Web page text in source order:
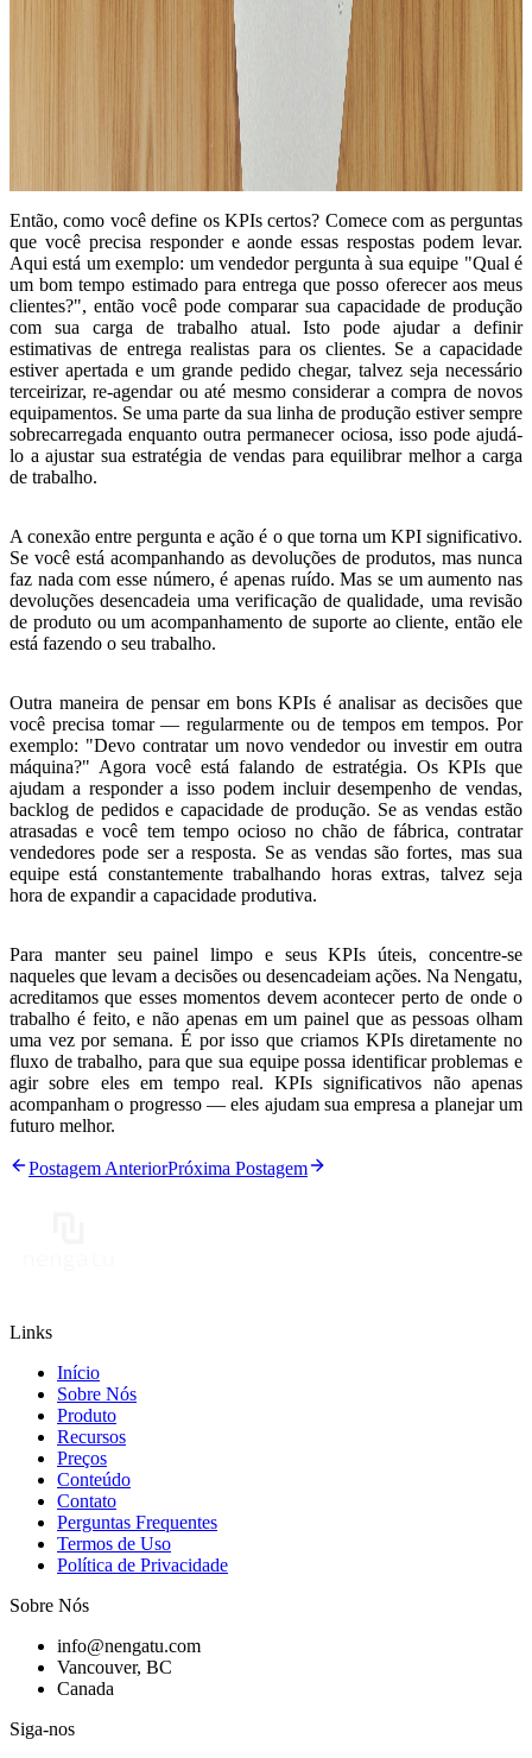
Então, como você define os KPIs certos? Comece com as perguntas
que você precisa responder e aonde essas respostas podem levar.
Aqui está um exemplo: um vendedor pergunta à sua equipe "Qual é
um bom tempo estimado para entrega que posso oferecer aos meus
clientes?", então você pode comparar sua capacidade de produção
com sua carga de trabalho atual. Isto pode ajudar a definir
estimativas de entrega realistas para os clientes. Se a capacidade
estiver apertada e um grande pedido chegar, talvez seja necessário
terceirizar, re-agendar ou até mesmo considerar a compra de novos
equipamentos. Se uma parte da sua linha de produção estiver sempre
sobrecarregada enquanto outra permanecer ociosa, isso pode ajudá-
lo a ajustar sua estratégia de vendas para equilibrar melhor a carga
de trabalho.
A conexão entre pergunta e ação é o que torna um KPI significativo.
Se você está acompanhando as devoluções de produtos, mas nunca
faz nada com esse número, é apenas ruído. Mas se um aumento nas
devoluções desencadeia uma verificação de qualidade, uma revisão
de produto ou um acompanhamento de suporte ao cliente, então ele
está fazendo o seu trabalho.
Outra maneira de pensar em bons KPIs é analisar as decisões que
você precisa tomar — regularmente ou de tempos em tempos. Por
exemplo: "Devo contratar um novo vendedor ou investir em outra
máquina?" Agora você está falando de estratégia. Os KPIs que
ajudam a responder a isso podem incluir desempenho de vendas,
backlog de pedidos e capacidade de produção. Se as vendas estão
atrasadas e você tem tempo ocioso no chão de fábrica, contratar
vendedores pode ser a resposta. Se as vendas são fortes, mas sua
equipe está constantemente trabalhando horas extras, talvez seja
hora de expandir a capacidade produtiva.
Para manter seu painel limpo e seus KPIs úteis, concentre-se
naqueles que levam a decisões ou desencadeiam ações. Na Nengatu,
acreditamos que esses momentos devem acontecer perto de onde o
trabalho é feito, e não apenas em um painel que as pessoas olham
uma vez por semana. É por isso que criamos KPIs diretamente no
fluxo de trabalho, para que sua equipe possa identificar problemas e
agir sobre eles em tempo real. KPIs significativos não apenas
acompanham o progresso — eles ajudam sua empresa a planejar um
futuro melhor.
Postagem AnteriorPróxima Postagem
Links
Início
Sobre Nós
Produto
Recursos
Preços
Conteúdo
Contato
Perguntas Frequentes
Termos de Uso
Política de Privacidade
Sobre Nós
info@nengatu.com
Vancouver, BC
Canada
Siga-nos